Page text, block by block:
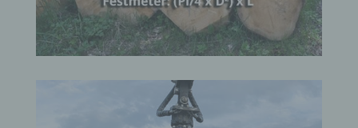
g) Verantwortlicher oder für die Verarbeitung
Verantwortlicher
Verantwortlicher oder für die Verarbeitung
Verantwortlicher ist die natürliche oder juristische
Person, Behörde, Einrichtung oder andere Stelle, die